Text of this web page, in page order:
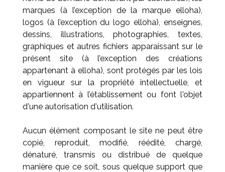
marques (à l’exception de la marque elloha),
logos (à l’exception du logo elloha), enseignes,
dessins, illustrations, photographies, textes,
graphiques et autres fichiers apparaissant sur le
présent site (à l’exception des créations
appartenant à elloha), sont protégés par les lois
en vigueur sur la propriété intellectuelle, et
appartiennent à l’établissement ou font l'objet
d'une autorisation d'utilisation.
Aucun élément composant le site ne peut être
copié, reproduit, modifié, réédité, chargé,
dénaturé, transmis ou distribué de quelque
manière que ce soit, sous quelque support que